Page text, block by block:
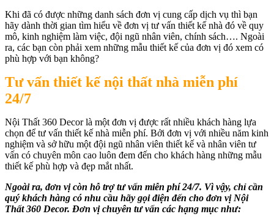
Khi đã có được những danh sách đơn vị cung cấp dịch vụ thì bạn
hãy dành thời gian tìm hiểu về đơn vị tư vấn thiết kế nhà đó về quy
mô, kinh nghiệm làm việc, đội ngũ nhân viên, chính sách…. Ngoài
ra, các bạn còn phải xem những mẫu thiết kế của đơn vị đó xem có
phù hợp với bạn không?
Tư vấn thiết kế nội thất nhà miễn phí
24/7
Nội Thất 360 Decor là một đơn vị được rất nhiều khách hàng lựa
chọn để tư vấn thiết kế nhà miễn phí. Bởi đơn vị với nhiều năm kinh
nghiệm và sở hữu một đội ngũ nhân viên thiết kế và nhân viên tư
vấn có chuyên môn cao luôn đem đến cho khách hàng những mẫu
thiết kế phù hợp và đẹp mắt nhất.
Ngoài ra, đơn vị còn hỗ trợ tư vấn miễn phí 24/7. Vì vậy, chỉ cần
quý khách hàng có nhu cầu hãy gọi điện đến cho đơn vị Nội
Thất 360 Decor. Đơn vị chuyên tư vấn các hạng mục như: